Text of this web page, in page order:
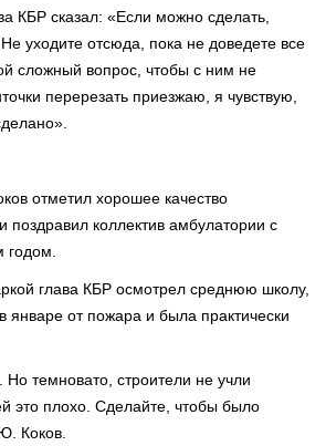
КБР сказал: «Если можно сделать,
уходите отсюда, пока не доведете все
сложный вопрос, чтобы с ним не
перерезать приезжаю, я чувствую,
отметил хорошее качество
поздравил коллектив амбулатории с
глава КБР осмотрел среднюю школу,
январе от пожара и была практически
темновато, строители не учли
это плохо. Сделайте, чтобы было
Коков.